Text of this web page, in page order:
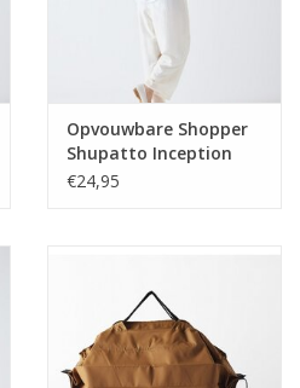
Opvouwbare Shopper
Shupatto Inception
Blue M
€24,95